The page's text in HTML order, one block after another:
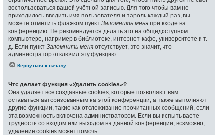
воспользоваться вашей учётной записью. Для того чтобы вам не
приходилось вводить имя пользователя и пароль каждый раз, вы
можете отметить флажком пункт Запомнить меня при входе на
конференцию. Не рекомендуется делать это на общедоступном
компьютере, например в библиотеке, интернет-кафе, университете и т.
д. Если пункт Запомнить меня отсутствует, это значит, что
администратор отключил эту функцию.
Вернуться к началу
Что делает функция «Удалить cookies»?
Она удаляет все созданные cookies, которые позволяют вам
оставаться авторизованным на этой конференции, а также выполняют
другие функции, такие как отслеживание прочитанных сообщений, если
эта возможность включена администратором. Если вы испытываете
трудности со входом или выходом на данной конференции, возможно,
удаление cookies может помочь.